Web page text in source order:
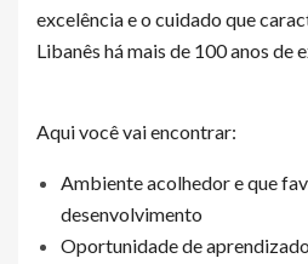
excelência e o cuidado que
Libanês há mais de 100 anos de
Aqui você vai encontrar:
Ambiente acolhedor e que
desenvolvimento
Oportunidade de